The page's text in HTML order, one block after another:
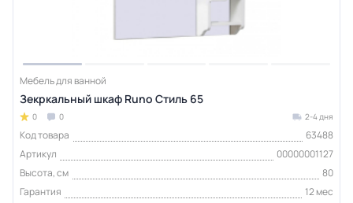
Мебель для ванной
Зекркальный шкаф Runo Стиль 65
0 0 2-4 дня
Код товара
63488
Артикул
00000001127
Высота, см
80
Гарантия
12 мес